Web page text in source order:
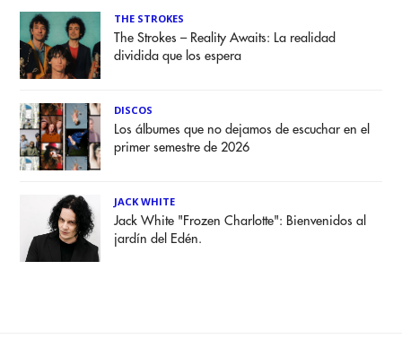
THE STROKES
The Strokes – Reality Awaits: La realidad
dividida que los espera
DISCOS
Los álbumes que no dejamos de escuchar en el
primer semestre de 2026
JACK WHITE
Jack White "Frozen Charlotte": Bienvenidos al
jardín del Edén.